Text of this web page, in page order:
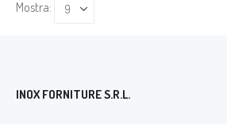
Mostra:
INOX FORNITURE S.R.L.